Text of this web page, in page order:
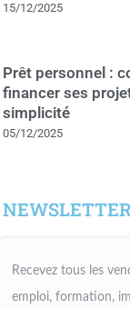
15/12/2025
Prêt personnel :
financer ses
simplicité
05/12/2025
NEWSLETTER
Recevez tous les
emploi, formation,